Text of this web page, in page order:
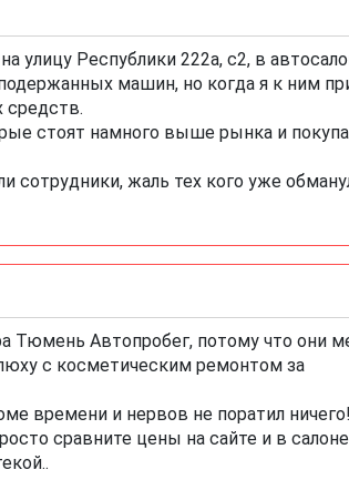
улицу Республики 222а, с2, в
машин, но когда я к ним
средств.
стоят намного выше рынка и
сотрудники, жаль тех кого уже
Тюмень Автопробег, потому что они
с косметическим ремонтом за
времени и нервов не поратил
сравните цены на сайте и в